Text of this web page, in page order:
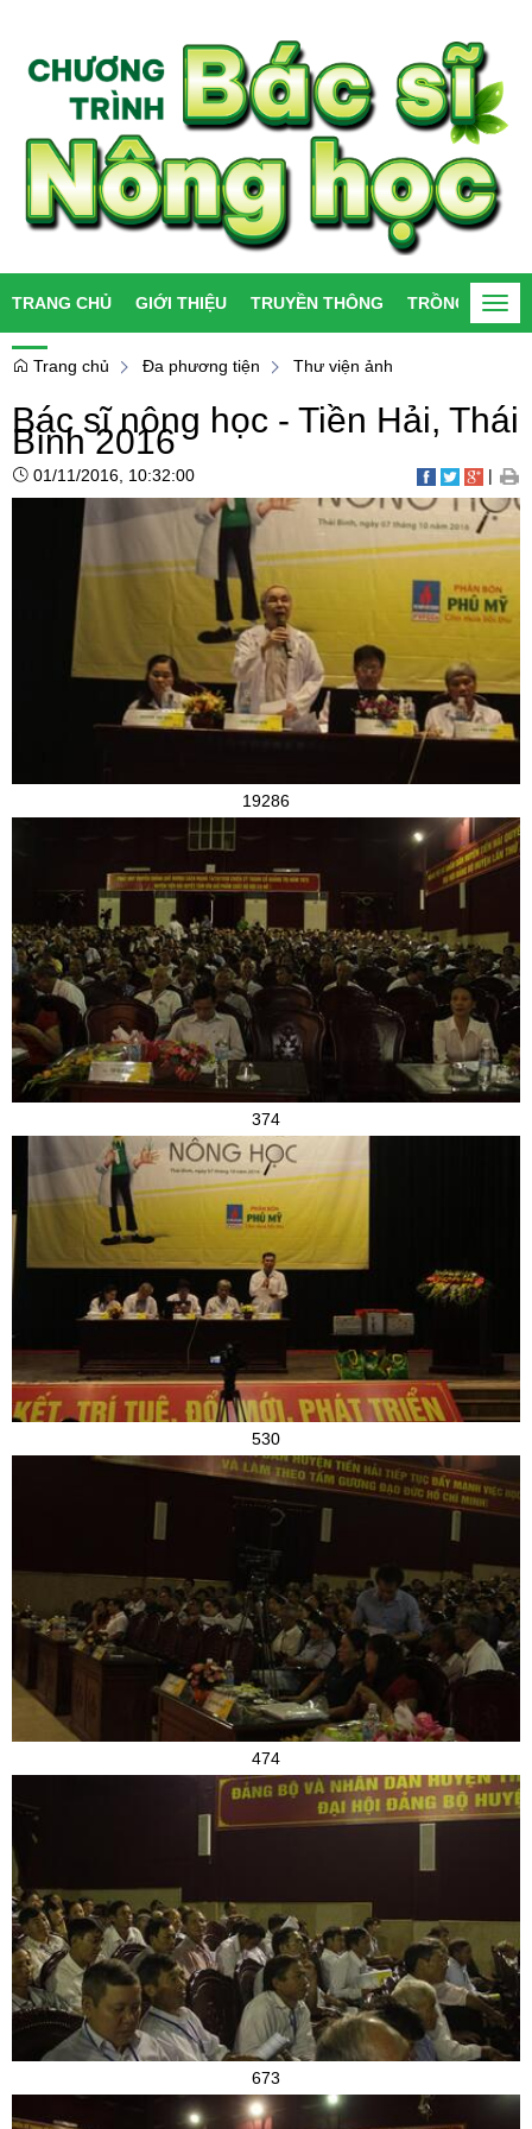
TRANG CHỦ GIỚI THIỆU TRUYỀN THÔNG TRỒNG TRỌT
Trang chủ Đa phương tiện Thư viện ảnh
Bác sĩ nông học - Tiền Hải, Thái
Bình 2016
01/11/2016, 10:32:00 |
19286
374
530
474
673